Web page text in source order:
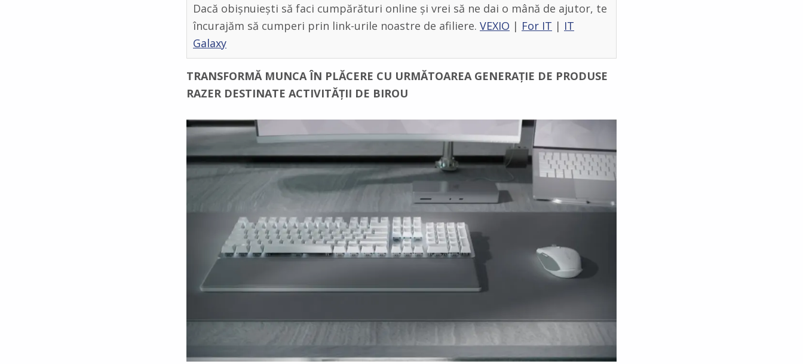
Dacă obișnuiești să faci cumpărături online și vrei să ne dai o mână de ajutor, te
încurajăm să cumperi prin link-urile noastre de afiliere. VEXIO | For IT | IT
Galaxy
TRANSFORMĂ MUNCA ÎN PLĂCERE CU URMĂTOAREA GENERAȚIE DE PRODUSE
RAZER DESTINATE ACTIVITĂȚII DE BIROU